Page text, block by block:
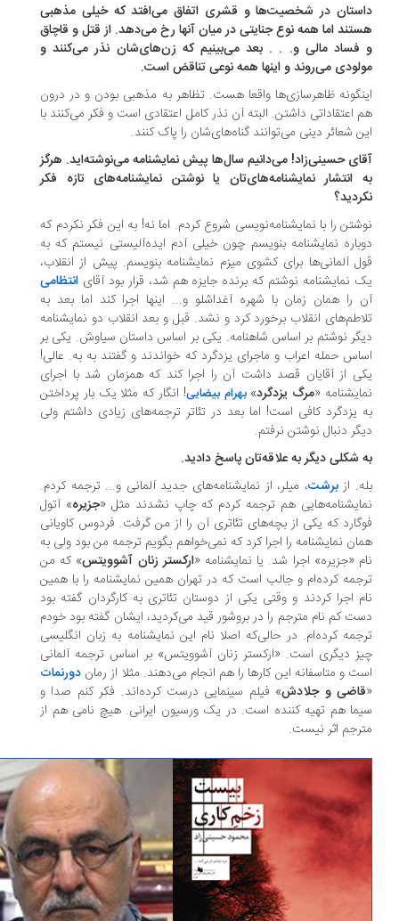
در شخصیت‌ها و قشری اتفاق می‌افتد که خیلی مذهبی
اما همه نوع جنایتی در میان آنها رخ می‌دهد. از قتل و قاچاق
مالی و. . . بعد می‌بینیم که زن‌های‌شان نذر می‌کنند و
می‌روند و اینها همه نوعی تناقض است.
ظاهرسازی‌ها واقعا هست. تظاهر به مذهبی بودن و در درون
اعتقاداتی داشتن. البته آن نذر کامل اعتقادی است و فکر می‌کنند با
شعائر دینی می‌توانند گناه‌های‌شان را پاک کنند.
حسینی‌زاد! می‌دانیم سال‌ها پیش نمایشنامه می‌نوشته‌اید. هرگز
انتشار نمایشنامه‌های‌تان یا نوشتن نمایشنامه‌های تازه فکر
را با نمایشنامه‌نویسی شروع کردم. اما نه! به این فکر نکردم که
نمایشنامه بنویسم چون خیلی آدم ایده‌آلیستی نیستم که به
آلمانی‌ها برای کشوی میزم نمایشنامه بنویسم. پیش از انقلاب،
نمایشنامه نوشتم که برنده جایزه هم شد، قرار بود آقایانتظامی
را همان زمان با شهره آغداشلو و... اینها اجرا کند اما بعد به
انقلاب برخورد کرد و نشد. قبل و بعد انقلاب دو نمایشنامه
نوشتم بر اساس شاهنامه. یکی بر اساس داستان سیاوش. یکی بر
حمله اعراب و ماجرای یزدگرد که خواندند و گفتند به به. عالی!
از آقایان قصد داشت آن را اجرا کند که همزمان شد با اجرای
«مرگ یزدگرد »بهرام بیضایی ! انگار که مثلا یک بار پرداختن
یزدگرد کافی است! اما بعد در تئاتر ترجمه‌های زیادی داشتم ولی
دنبال نوشتن نرفتم.
شکلی دیگر به علاقه‌تان پاسخ دادید.
برشت ، میلر، از نمایشنامه‌های جدید آلمانی و... ترجمه کردم.
هم ترجمه کردم که چاپ نشدند مثل « جزیره » آتول
که یکی از بچه‌های تئاتری آن را از من گرفت. فردوس کاویانی
نمایشنامه را اجرا کرد که نمی‌خواهم بگویم ترجمه من بود ولی به
«جزیره» اجرا شد. یا نمایشنامه «ارکستر زنان آشوویتس» که من
کرده‌ام و جالب است که در تهران همین نمایشنامه را با همین
اجرا کردند و وقتی یکی از دوستان تئاتری به کارگردان گفته بود
کم نام مترجم را در بروشور قید می‌کردید، ایشان گفته بود خودم
کرده‌ام. در حالی‌که اصلا نام این نمایشنامه به زبان انگلیسی
دیگری است. «ارکستر زنان آشوویتس» بر اساس ترجمه آلمانی
و متاسفانه این کارها را هم انجام می‌دهند. مثلا از رماندورنمات
و جلادش» فیلم سینمایی درست کرده‌اند. فکر کنم صدا و
هم تهیه کننده است. در یک ورسیون ایرانی. هیچ نامی هم از
اثر نیست.